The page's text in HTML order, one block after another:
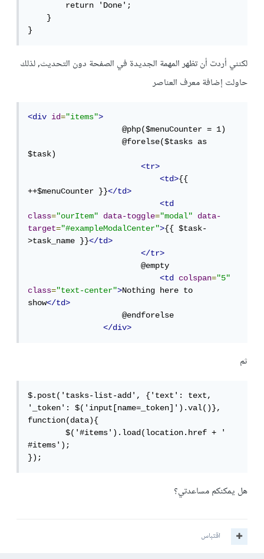
        return 'Done';
    }
}
لكنني أردت أن تظهر المهمة الجديدة في الصفحة دون التحديث, لذلك
حاولت إضافة معرف العناصر
<div id="items">
                    @php($menuCounter = 1)
                    @forelse($tasks as
$task)
<tr>
<td>{{
++$menuCounter }}</td>
<td
class="ourItem" data-toggle="modal"
data-
target="#exampleModalCenter">{{ $task-
>task_name }}</td>
</tr>
                        @empty
<td
colspan="5"
class="text-center">Nothing here to
show</td>
                    @endforelse
</div>
ثم
$.post('tasks-list-add', {'text': text,
'_token': $('input[name=_token]').val()},
function(data){
        $('#items').load(location.href + '
#items');
});
هل يمكنكم مساعدتي؟
اقتباس